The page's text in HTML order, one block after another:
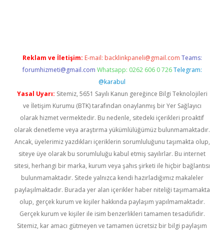
Reklam ve İletişim: E-mail: backlinkpaneli@gmail.com Teams:
forumhizmeti@gmail.com Whatsapp: 0262 606 0 726 Telegram:
@karabul
Yasal Uyarı: Sitemiz, 5651 Sayılı Kanun gereğince Bilgi Teknolojileri
ve İletişim Kurumu (BTK) tarafından onaylanmış bir Yer Sağlayıcı
olarak hizmet vermektedir. Bu nedenle, sitedeki içerikleri proaktif
olarak denetleme veya araştırma yükümlülüğümüz bulunmamaktadır.
Ancak, üyelerimiz yazdıkları içeriklerin sorumluluğunu taşımakta olup,
siteye üye olarak bu sorumluluğu kabul etmiş sayılırlar. Bu internet
sitesi, herhangi bir marka, kurum veya şahıs şirketi ile hiçbir bağlantısı
bulunmamaktadır. Sitede yalnızca kendi hazırladığımız makaleler
paylaşılmaktadır. Burada yer alan içerikler haber niteliği taşımamakta
olup, gerçek kurum ve kişiler hakkında paylaşım yapılmamaktadır.
Gerçek kurum ve kişiler ile isim benzerlikleri tamamen tesadüfidir.
Sitemiz, kar amacı gütmeyen ve tamamen ücretsiz bir bilgi paylaşım